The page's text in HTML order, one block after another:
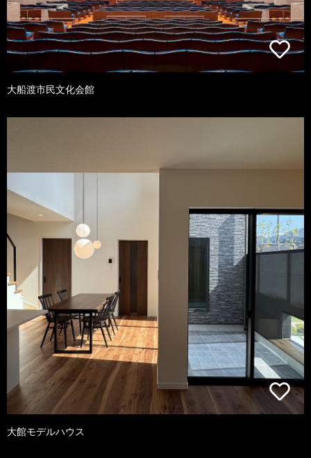
大船渡市民文化会館
大館モデルハウス